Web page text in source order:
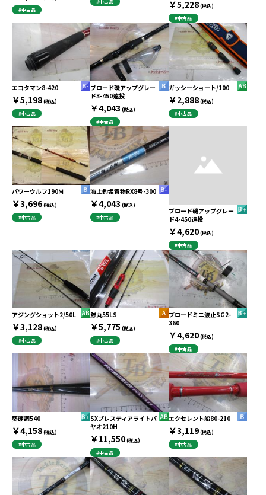
#中古品
#中古品
￥5,228(税込)
#中古品
エコタマン8-420
￥5,198(税込)
#中古品
ブロード磯アップグレー
ド3-450遠投
￥4,043 (税込)
#中古品
ガッシーショート/100
￥2,888(税込)
#中古品
パワーウルフ190Ｍ
￥3,696(税込)
#中古品
海上釣堀青物RX8号-300
￥4,043 (税込)
#中古品
ブロード磯アップグレー
ド4-450遠投
￥4,620(税込)
#中古品
アジングショット2/50L
￥3,128(税込)
#中古品
鯵丸55LS
￥5,775 (税込)
#中古品
ブロードミニ波止SG2-
360
￥4,620(税込)
#中古品
葵硬調540
￥4,158(税込)
#中古品
SXプレスティアライトパ
ヤオ210H
￥11,550(税込)
#中古品
エクセレント船80-210
￥3,119(税込)
#中古品